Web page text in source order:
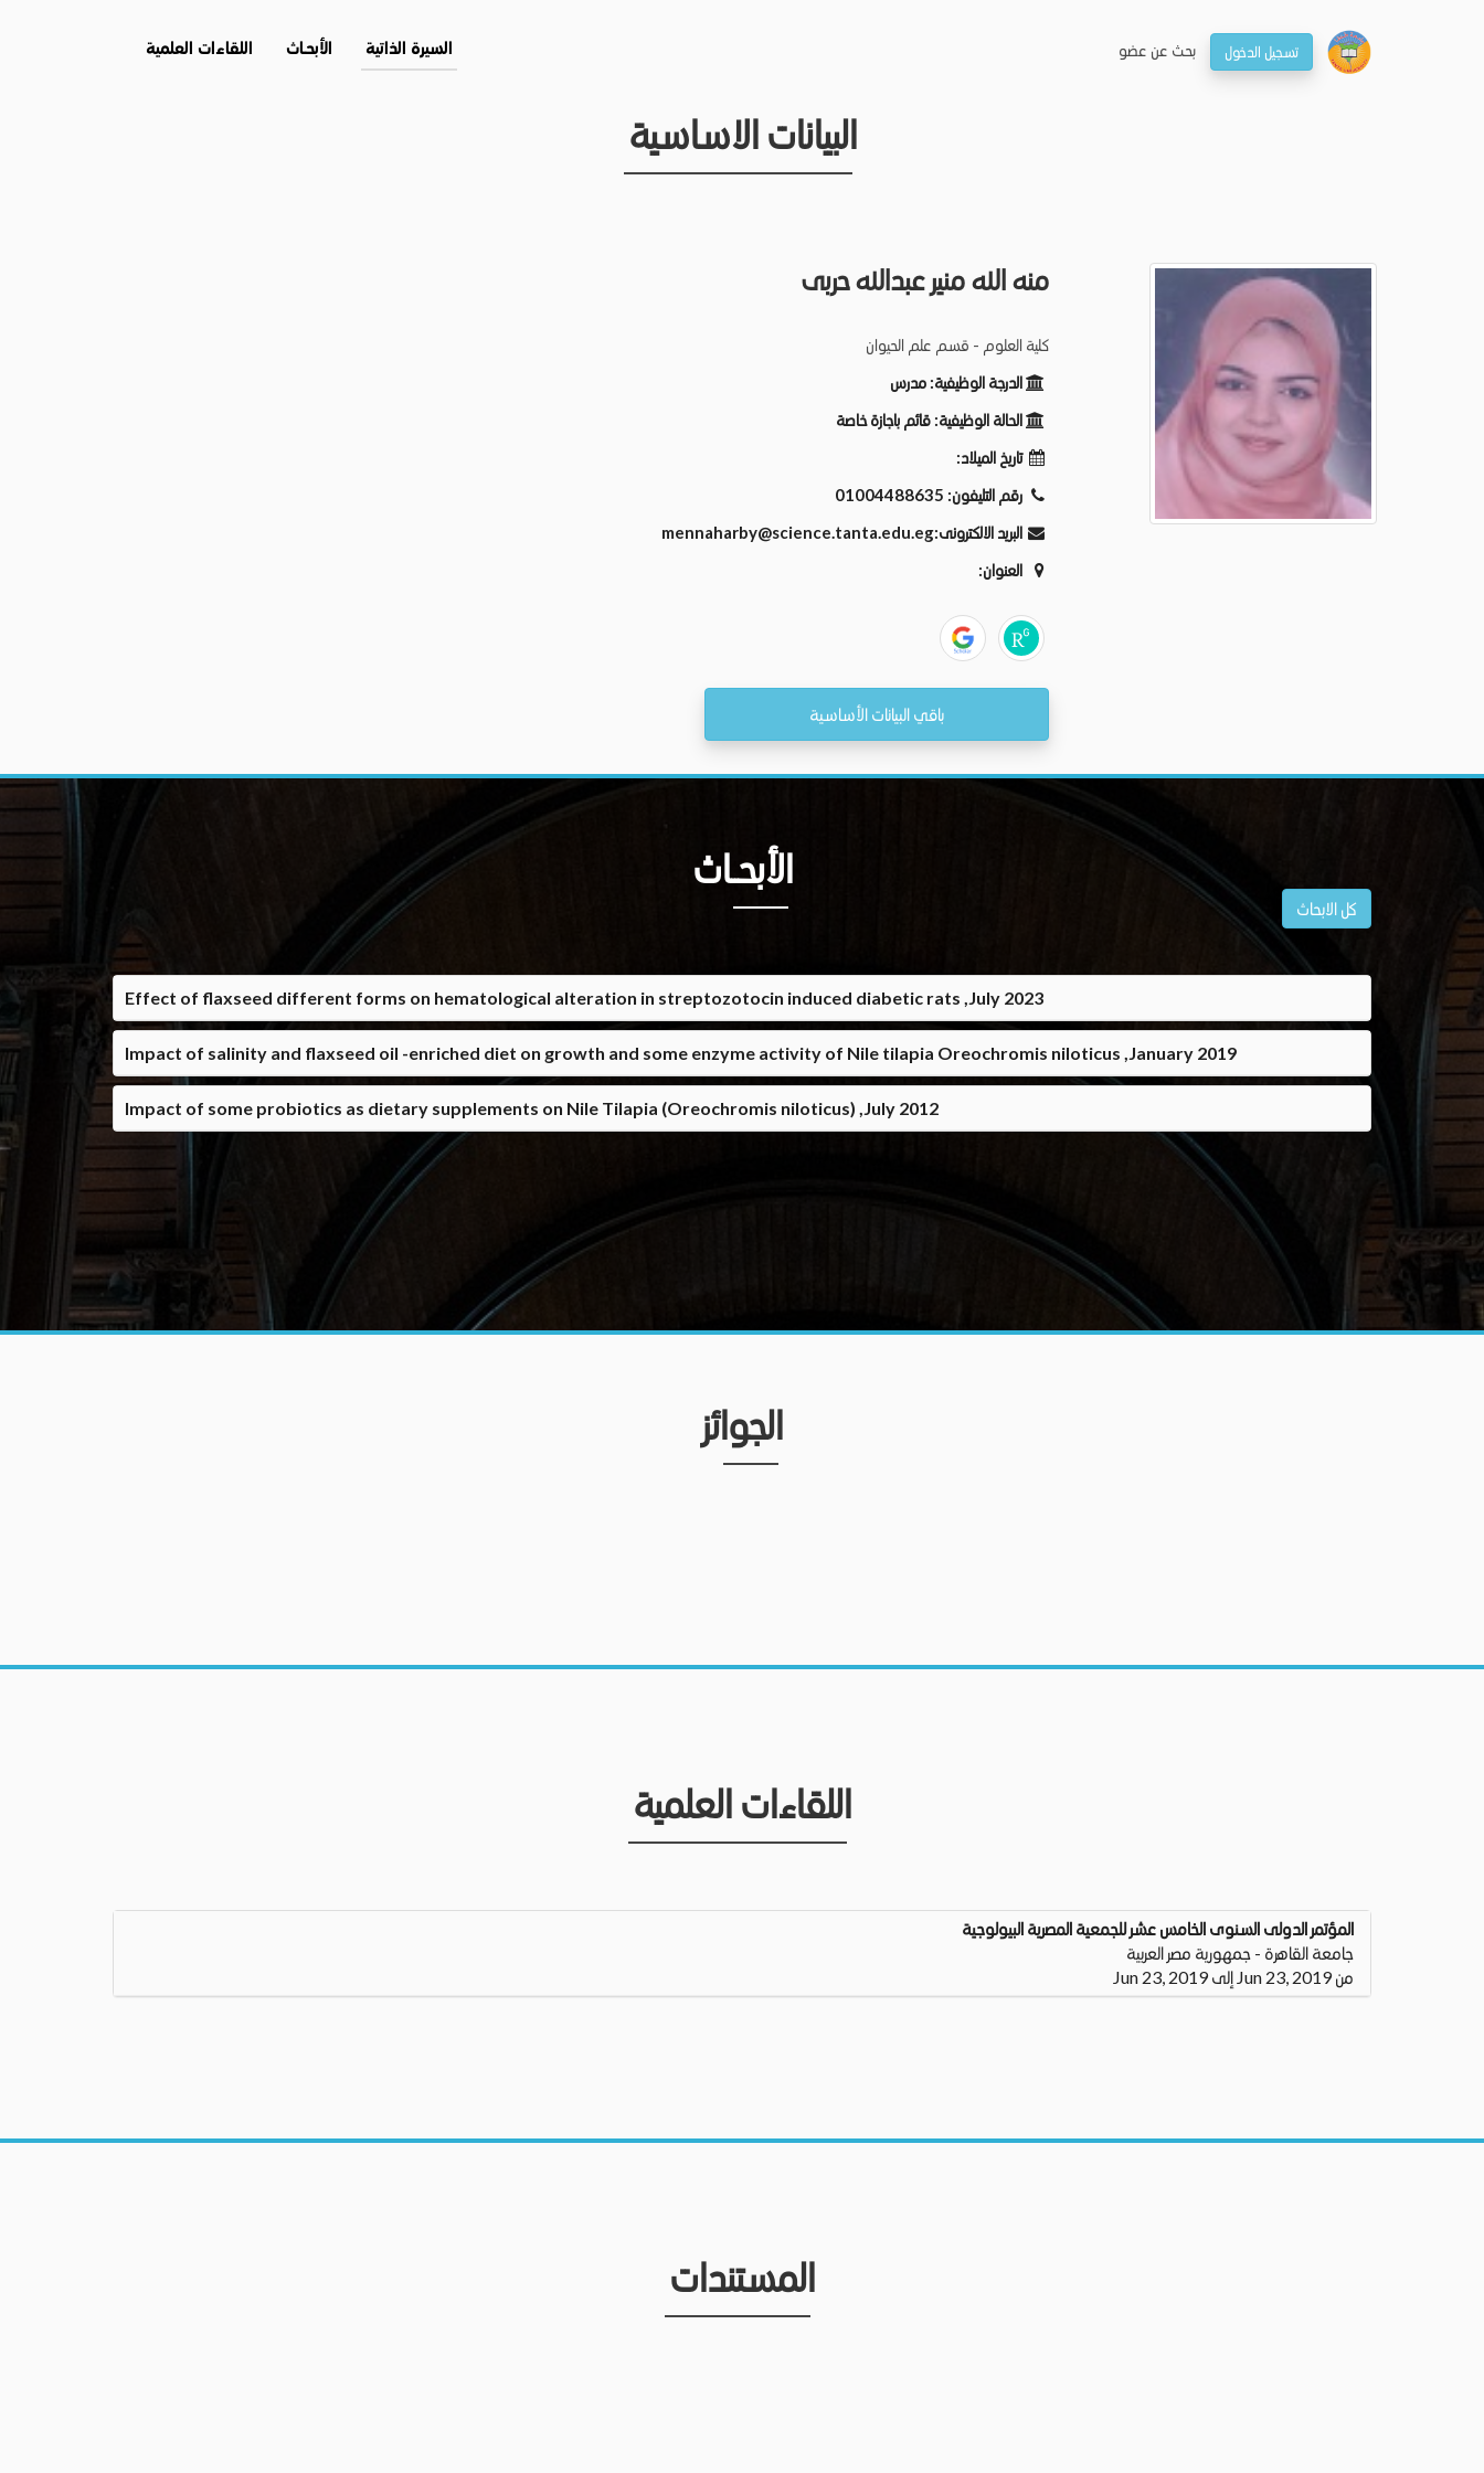
تسجيل الدخول بحـث عن عضو السيرة الذاتية الأبحــاث اللقاءات العلمية
البيانات الاساسية
منه الله منير عبدالله حربى
كلية العلوم - قسم علم الحيوان
الدرجة الوظيفية:مدرس
الحالة الوظيفية:قائم باجازة خاصة
تاريخ الميلاد:
رقم التليفون: 01004488635
البريد الالكترونى:mennaharby@science.tanta.edu.eg
العنوان:
باقي البيانات الأساسية
الأبحــاث
كل الابحاث
Effect of flaxseed different forms on hematological alteration in streptozotocin induced diabetic rats ,July 2023
Impact of salinity and flaxseed oil -enriched diet on growth and some enzyme activity of Nile tilapia Oreochromis niloticus ,January 2019
Impact of some probiotics as dietary supplements on Nile Tilapia (Oreochromis niloticus) ,July 2012
الجوائز
اللقاءات العلمية
المؤتمر الدولى السنوى الخامس عشر للجمعية المصرية البيولوجية
جامعة القاهرة - جمهورية مصر العربية
من Jun 23, 2019 إلى Jun 23, 2019
المستندات